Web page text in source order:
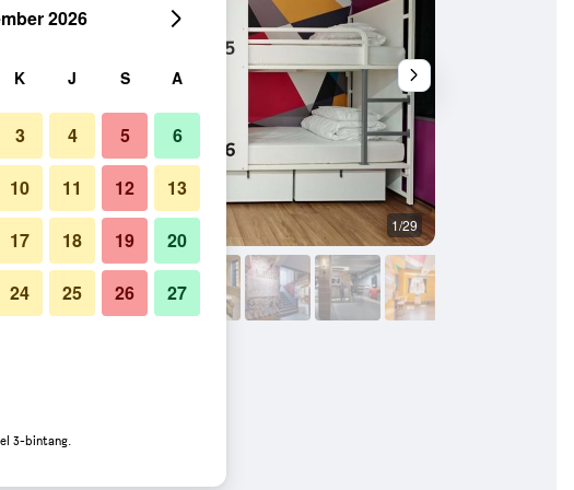
1/29
2026
K J S A
3 4 5 6
10 11 12 13
17 18 19 20
24 25 26 27
3-bintang.